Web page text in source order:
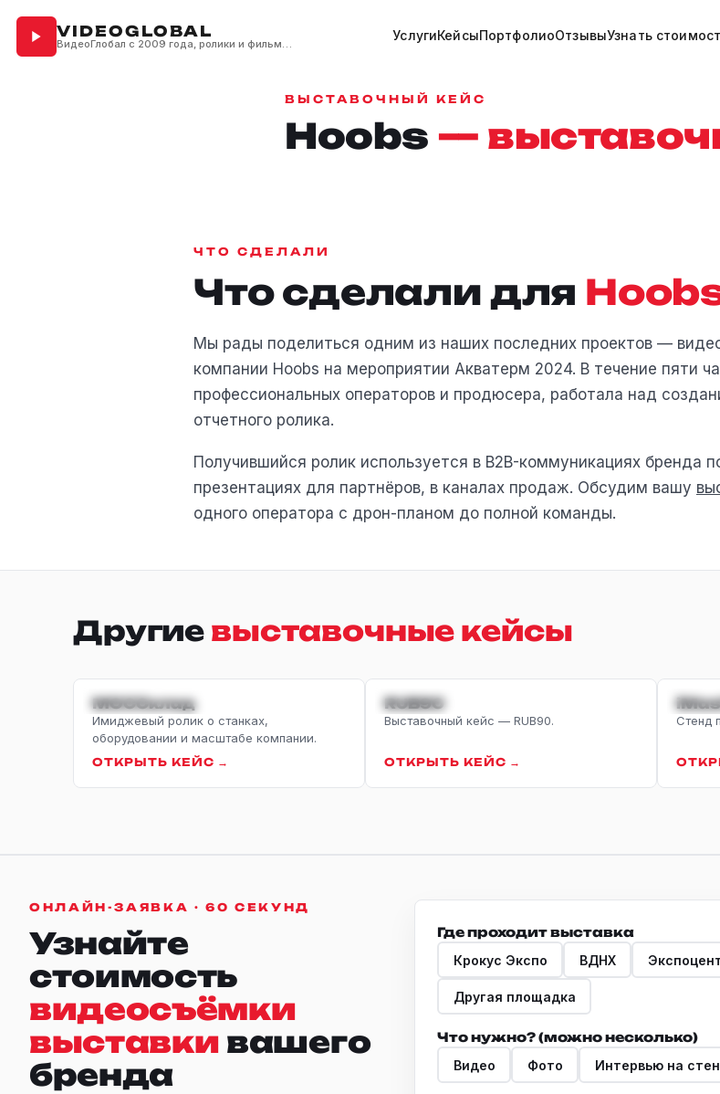
VIDEOGLOBAL
ВидеоГлобал с 2009 года, ролики и фильмы для бизнеса
УслугиКейсыПортфолиоОтзывыУзнать
ВЫСТАВОЧНЫЙ КЕЙС
Hoobs —
ЧТО СДЕЛАЛИ
Что сделали для
Мы рады поделиться одним из наших последних проектов —
компании Hoobs на мероприятии Акватерм 2024. В течение пяти
профессиональных операторов и продюсера, работала над
отчетного ролика.
Получившийся ролик используется в B2B-коммуникациях бренда
презентациях для партнёров, в каналах продаж. Обсудим вашу
одного оператора с дрон-планом до полной команды.
Другие выставочные кейсы
ИМИДЖЕВЫЙ
МОССклад
Имиджевый ролик о станках,
оборудовании и масштабе компании.
ОТКРЫТЬ КЕЙС →
IT-РЕШЕНИЯ
RUB90
Выставочный кейс — RUB90.
ОТКРЫТЬ КЕЙС →
Стенд
ОНЛАЙН-ЗАЯВКА · 60 СЕКУНД
Узнайте
стоимость
видеосъёмки
выставки вашего
бренда
Где проходит выставка
Крокус Экспо
ВДНХ
Другая площадка
Что нужно? (можно несколько)
Видео
Фото Интервью на